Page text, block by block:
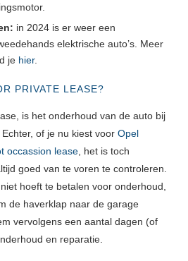
in 2024 is er weer een
elektrische auto’s. Meer
je hier.
PRIVATE LEASE?
is het onderhoud van de auto bij
of je nu kiest voor Opel
occassion lease , het is toch
goed van te voren te controleren.
hoeft te betalen voor onderhoud,
de haverklap naar de garage
vervolgens een aantal dagen (of
en reparatie.